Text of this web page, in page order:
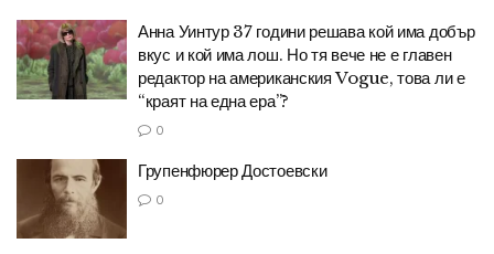
Анна Уинтур 37 години решава кой има добър
вкус и кой има лош. Но тя вече не е главен
редактор на американския Vogue, това ли е
“краят на една ера”?
0
Групенфюрер Достоевски
0